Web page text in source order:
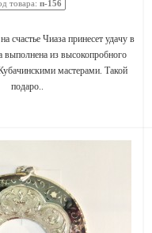
товара:п-156
счастье Чиаза принесет удачу в
из высокопробного
мастерами. Такой
подаро..